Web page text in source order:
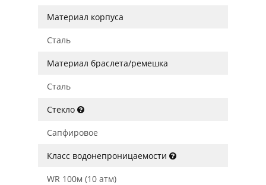
Материал корпуса
Сталь
Материал браслета/ремешка
Сталь
Стекло
Сапфировое
Класс водонепроницаемости
WR 100м (10 атм)